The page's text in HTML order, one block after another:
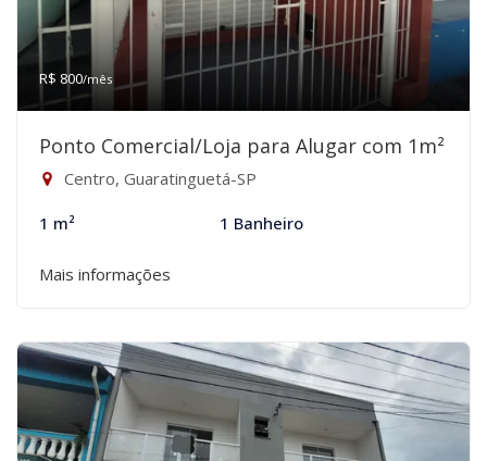
R$ 800/mês
Ponto Comercial/Loja para Alugar com 1m²
Centro, Guaratinguetá-SP
1 m² 1 Banheiro
Mais informações